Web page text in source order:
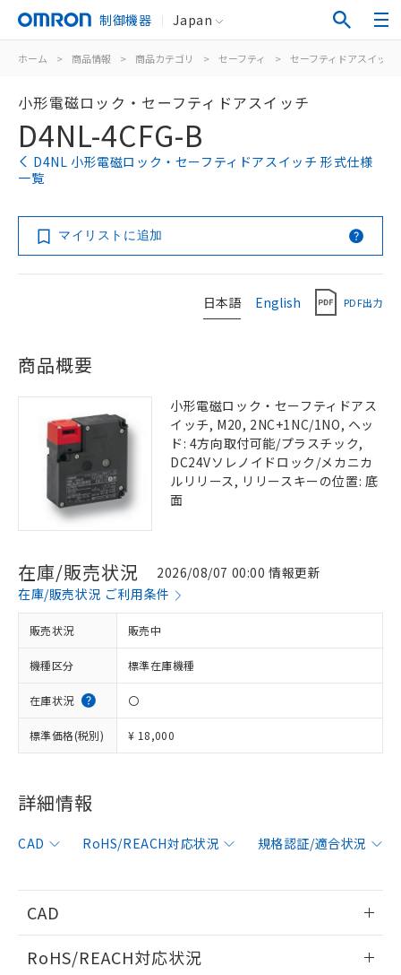
制御機器 Japan
ホーム > 商品情報 > 商品カテゴリ > セーフティ > セーフティドアスイッチ
小形電磁ロック・セーフティドアスイッチ
D4NL-4CFG-B
D4NL 小形電磁ロック・セーフティドアスイッチ 形式仕様
一覧
マイリストに追加
日本語 English PDF出力
商品概要
小形電磁ロック・セーフティドアス
イッチ, M20, 2NC+1NC/1NO, ヘッ
ド: 4方向取付可能/プラスチック,
DC24Vソレノイドロック/メカニカ
ルリリース, リリースキーの位置: 底
面
在庫/販売状況
2026/08/07 00:00 情報更新
在庫/販売状況 ご利用条件
販売状況 販売中
機種区分 標準在庫機種
在庫状況 〇
標準価格(税別) ¥ 18,000
詳細情報
CAD RoHS/REACH対応状況 規格認証/適合状況
CAD
RoHS/REACH対応状況